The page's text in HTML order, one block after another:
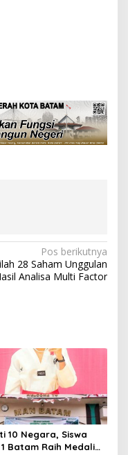
Pos berikutnya
28 Saham Unggulan
Analisa Multi Factor
10 Negara, Siswa
1 Batam Raih Medali